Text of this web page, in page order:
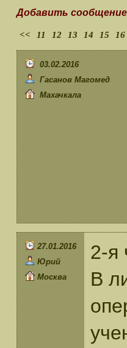
Добавить сообщение
<< 11 12 13 14 15 16
03.02.2016
Гасанов Магомед
Махачкала
27.01.2016
Юрий
Москва
2-я
В